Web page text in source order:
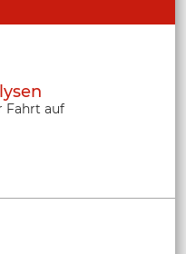
Fahrt auf